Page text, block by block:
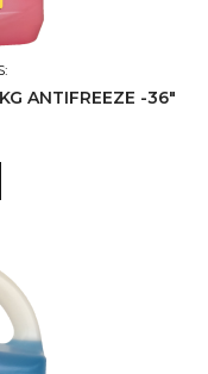
ANTIFREEZE -36"